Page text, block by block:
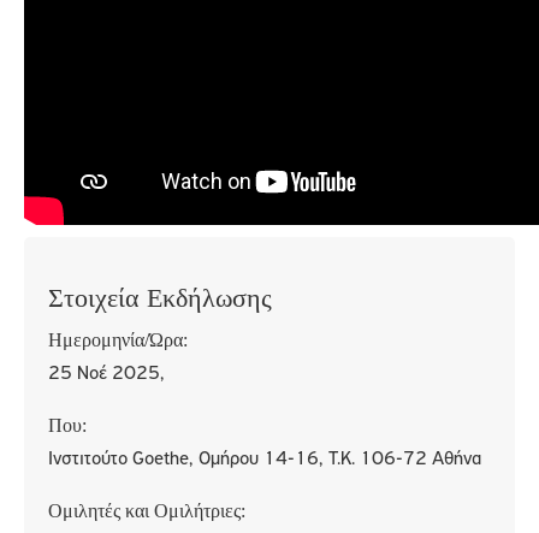
Στοιχεία Εκδήλωσης
Ημερομηνία/Ώρα:
25 Νοέ 2025,
Που:
Ινστιτούτο Goethe, Ομήρου 14-16, T.K. 106-72 Αθήνα
Ομιλητές και Ομιλήτριες: